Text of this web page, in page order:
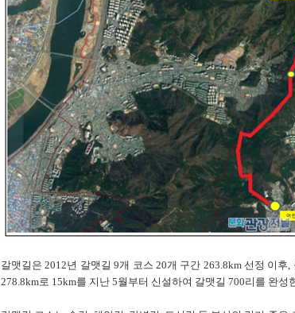
갈맷길은 2012년 갈맷길 9개 코스 20개 구간 263.8km 선정 이
278.8km로 15km를 지난 5월부터 신설하여 갈맷길 700리를 완성